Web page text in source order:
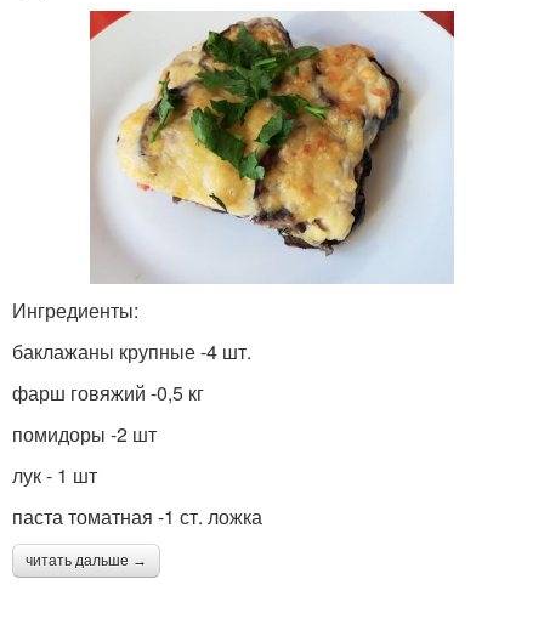
Ингредиенты:
баклажаны крупные -4 шт.
фарш говяжий -0,5 кг
помидоры -2 шт
лук - 1 шт
паста томатная -1 ст. ложка
читать дальше →